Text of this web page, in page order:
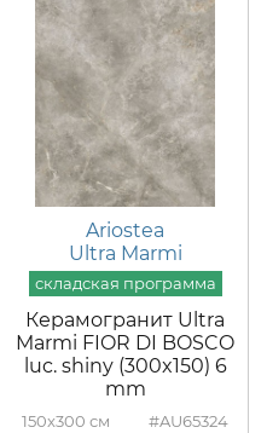
Ariostea
Ultra Marmi
Керамогранит Ultra
Marmi FIOR DI BOSCO
luc. shiny (300x150) 6
mm
150x300 #AU65324